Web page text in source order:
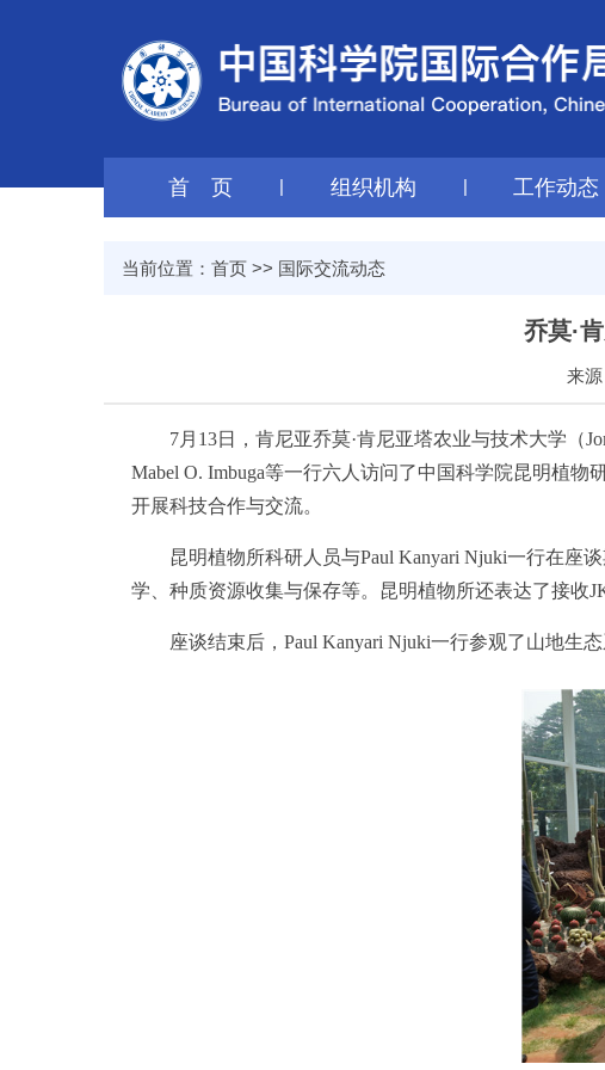
首 页 | 组织机构 | 工作动态
当前位置： 首页 >> 国际交流动态
乔莫·
来
7月13日，肯尼亚乔莫·肯尼亚塔农业与技术大学（
Mabel O. Imbuga等一行六人访问了中国科学院昆明植
开展科技合作与交流。
昆明植物所科研人员与Paul Kanyari Njuki一行在座谈
学、种质资源收集与保存等。昆明植物所还表达了接收
座谈结束后，Paul Kanyari Njuki一行参观了山地生态